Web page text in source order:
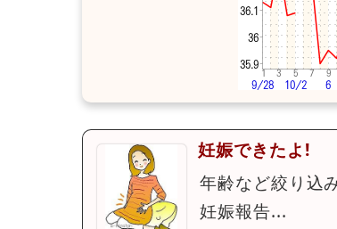
妊娠できたよ!
年齢など絞り込
妊娠報告...